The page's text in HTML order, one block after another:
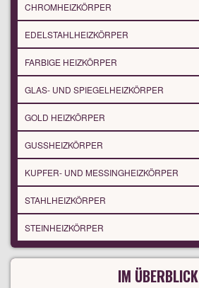
CHROMHEIZKÖRPER
EDELSTAHLHEIZKÖRPER
FARBIGE HEIZKÖRPER
GLAS- UND SPIEGELHEIZKÖRPER
GOLD HEIZKÖRPER
GUSSHEIZKÖRPER
KUPFER- UND MESSINGHEIZKÖRPER
STAHLHEIZKÖRPER
STEINHEIZKÖRPER
IM ÜBERBLICK